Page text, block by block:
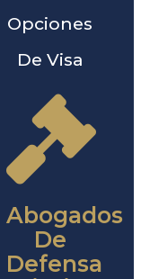
Opciones
De Visa
Abogados
De
Defensa